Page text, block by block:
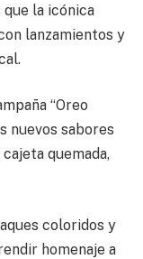
que la icónica
lanzamientos y
“Oreo
nuevos sabores
quemada,
coloridos y
homenaje a